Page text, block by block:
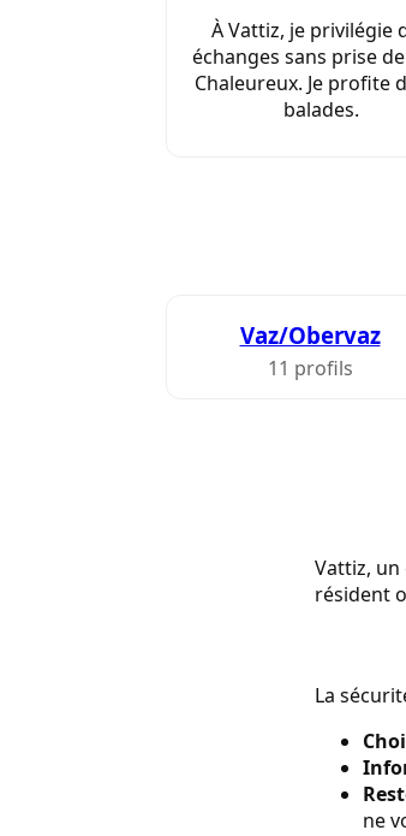
À Vattiz, je privilégie
échanges sans prise
Chaleureux. Je profite
balades.
Vaz/Obervaz
11 profils
Vattiz, un
résident
La
ne